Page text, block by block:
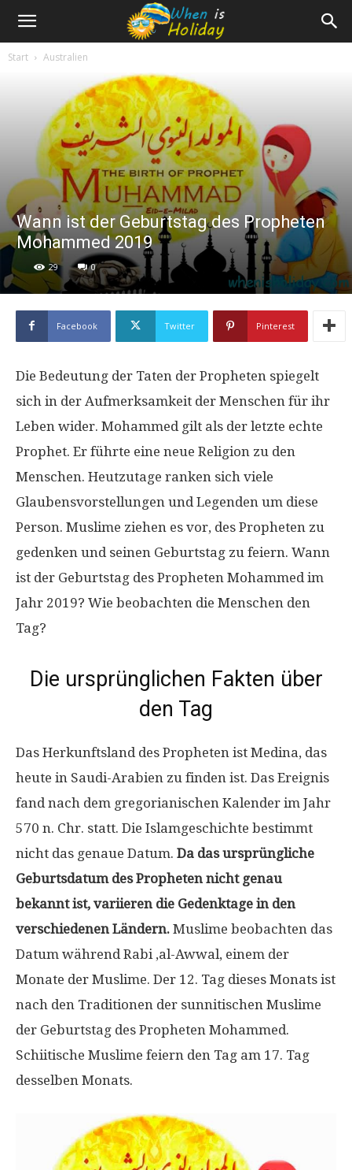
Start Australien
Wann ist der Geburtstag des Propheten
Mohammed 2019
29 0
Facebook Twitter Pinterest
Die Bedeutung der Taten der Propheten spiegelt
sich in der Aufmerksamkeit der Menschen für ihr
Leben wider. Mohammed gilt als der letzte echte
Prophet. Er führte eine neue Religion zu den
Menschen. Heutzutage ranken sich viele
Glaubensvorstellungen und Legenden um diese
Person. Muslime ziehen es vor, des Propheten zu
gedenken und seinen Geburtstag zu feiern. Wann
ist der Geburtstag des Propheten Mohammed im
Jahr 2019? Wie beobachten die Menschen den
Tag?
Die ursprünglichen Fakten über
den Tag
Das Herkunftsland des Propheten ist Medina, das
heute in Saudi-Arabien zu finden ist. Das Ereignis
fand nach dem gregorianischen Kalender im Jahr
570 n. Chr. statt. Die Islamgeschichte bestimmt
nicht das genaue Datum. Da das ursprüngliche
Geburtsdatum des Propheten nicht genau
bekannt ist, variieren die Gedenktage in den
verschiedenen Ländern. Muslime beobachten das
Datum während Rabi ‚al-Awwal, einem der
Monate der Muslime. Der 12. Tag dieses Monats ist
nach den Traditionen der sunnitischen Muslime
der Geburtstag des Propheten Mohammed.
Schiitische Muslime feiern den Tag am 17. Tag
desselben Monats.